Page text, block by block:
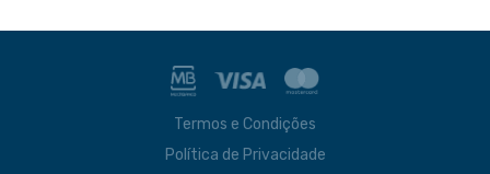
Termos e Condições
Política de Privacidade